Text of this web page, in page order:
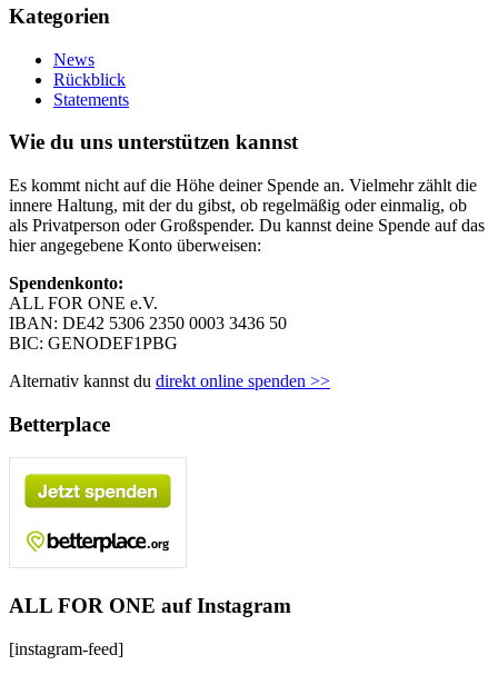
Kategorien
News
Rückblick
Statements
Wie du uns unterstützen kannst
Es kommt nicht auf die Höhe deiner Spende an. Vielmehr zählt die
innere Haltung, mit der du gibst, ob regelmäßig oder einmalig, ob
als Privatperson oder Großspender. Du kannst deine Spende auf das
hier angegebene Konto überweisen:
Spendenkonto:
ALL FOR ONE e.V.
IBAN: DE42 5306 2350 0003 3436 50
BIC: GENODEF1PBG
Alternativ kannst du direkt online spenden >>
Betterplace
ALL FOR ONE auf Instagram
[instagram-feed]